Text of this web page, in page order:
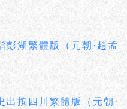
彭湖繁體版（元朝·趙孟
出按四川繁體版（元朝·